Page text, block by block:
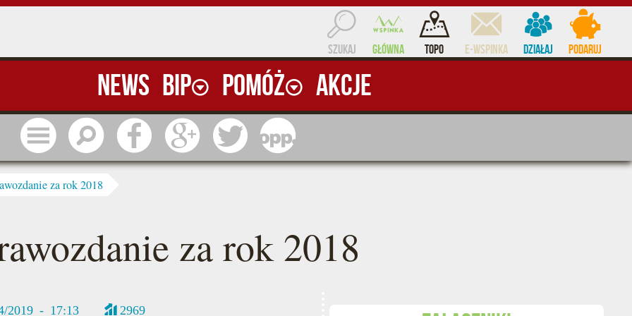
Szukaj Główna Topo e-WSPINKA Działaj Podaruj
News BIP Pomóż Akcje
Menu Szukaj Facebook Google Twitter
za rok 2018
za rok 2018
2019 - 17:13 2969